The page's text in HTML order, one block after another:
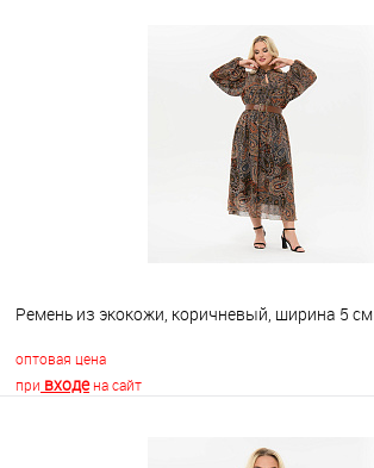
В корзину
Ремень из экокожи, коричневый, ширина 5 см
оптовая цена
при входена сайт
В корзину